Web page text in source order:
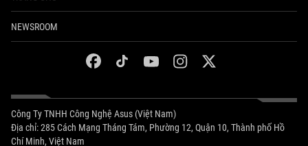
NEWSROOM
facebooktiktok youtubeinstagramtwitter
Công Ty TNHH Công Nghệ Asus (Việt Nam)
Địa chỉ: 285 Cách Mạng Tháng Tám, Phường 12, Quận 10, Thành phố Hồ
Chí Minh, Việt Nam